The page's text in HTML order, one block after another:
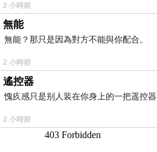
2 小時前
無能
無能？那只是因為對方不能與你配合。
2 小時前
遙控器
愧疚感只是别人装在你身上的一把遥控器
2 小時前